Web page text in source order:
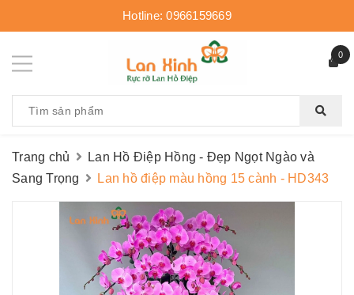
Hotline:0966159669
0
Trang chủ
Lan Hồ Điệp Hồng - Đẹp Ngọt Ngào và
Sang Trọng
Lan hồ điệp màu hồng 15 cành - HD343